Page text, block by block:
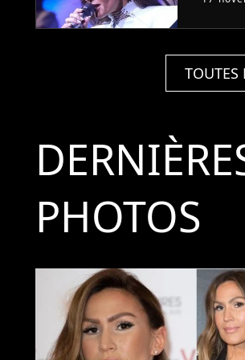
TOUTES
PHOTOS